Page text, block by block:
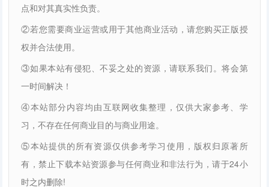
点和对其真实性负责。
②若您需要商业运营或用于其他商业活动，请您购买正版授
权并合法使用。
③如果本站有侵犯、不妥之处的资源，请联系我们。将会第
一时间解决！
④本站部分内容均由互联网收集整理，仅供大家参考、学
习，不存在任何商业目的与商业用途。
⑤本站提供的所有资源仅供参考学习使用，版权归原著所
有，禁止下载本站资源参与任何商业和非法行为，请于24小
时之内删除!